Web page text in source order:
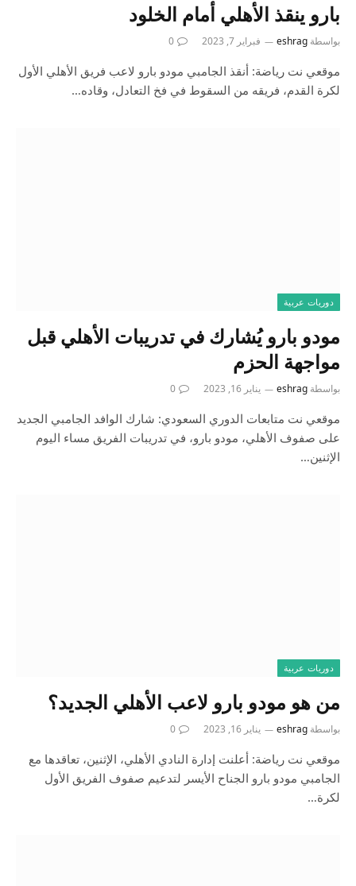
بارو ينقذ الأهلي أمام الخلود
بواسطة eshrag فبراير 7, 2023 0
موقعي نت رياضة: أنقذ الجامبي مودو بارو لاعب فريق الأهلي الأول
لكرة القدم، فريقه من السقوط في فخ التعادل، وقاده…
دوريات عربية
مودو بارو يُشارك في تدريبات الأهلي قبل
مواجهة الحزم
بواسطة eshrag يناير 16, 2023 0
موقعي نت متابعات الدوري السعودي: شارك الوافد الجامبي الجديد
على صفوف الأهلي، مودو بارو، في تدريبات الفريق مساء اليوم
الإثنين…
دوريات عربية
من هو مودو بارو لاعب الأهلي الجديد؟
بواسطة eshrag يناير 16, 2023 0
موقعي نت رياضة: أعلنت إدارة النادي الأهلي، الإثنين، تعاقدها مع
الجامبي مودو بارو الجناح الأيسر لتدعيم صفوف الفريق الأول
لكرة…